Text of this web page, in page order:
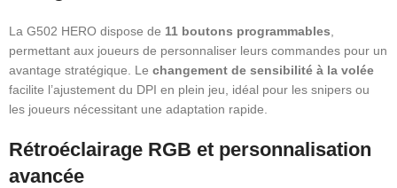
La G502 HERO dispose de 11 boutons programmables
permettant aux joueurs de personnaliser leurs commandes pour un
avantage stratégique. Le changement de sensibilité à la volée
facilite l’ajustement du DPI en plein jeu, idéal pour les snipers ou
les joueurs nécessitant une adaptation rapide.
Rétroéclairage RGB et personnalisation
avancée